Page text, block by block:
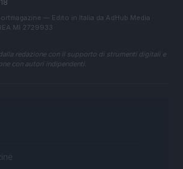
— Edito in Italia da AdHub Media
MI 2729933
redazione con il supporto di strumenti digitali e
con autori indipendenti.